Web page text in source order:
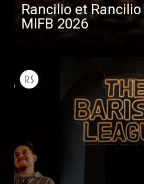
Rancilio et
MIFB 2026